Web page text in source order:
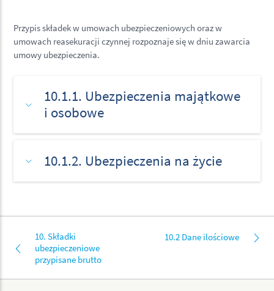
Przypis składek w umowach ubezpieczeniowych oraz w
umowach reasekuracji czynnej rozpoznaje się w dniu zawarcia
umowy ubezpieczenia.
10.1.1. Ubezpieczenia majątkowe
i osobowe
10.1.2. Ubezpieczenia na życie
10. Składki
ubezpieczeniowe
przypisane brutto
10.2 Dane ilościowe